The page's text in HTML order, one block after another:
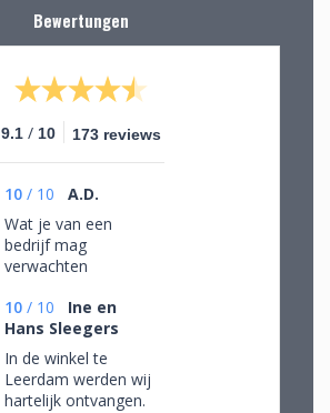
Bewertungen
9.1 / 10 173 reviews
10 / 10
A.D.
Wat je van een
bedrijf mag
verwachten
10 / 10
Ine en
Hans Sleegers
In de winkel te
Leerdam werden wij
hartelijk ontvangen.